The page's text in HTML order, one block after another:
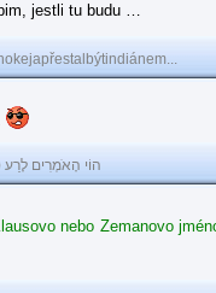
jestli tu budu …
הוֹי הָאֹמְרִים
nebo Zemanovo